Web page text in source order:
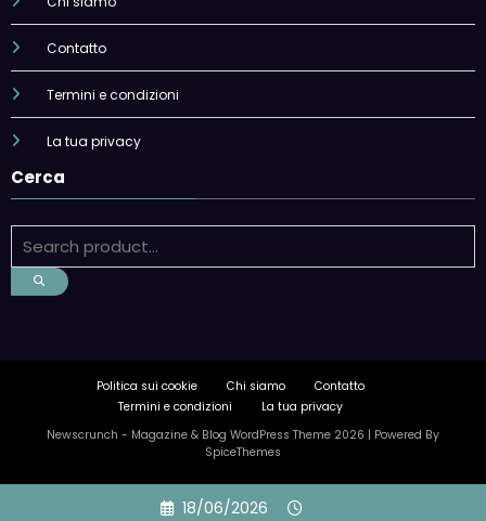
Contatto
Termini e condizioni
La tua privacy
Cerca
Politica sui cookie Chi siamo
Contatto
Termini e condizioni
La tua privacy
Newscrunch - Magazine & Blog WordPress Theme 2026 | Powered By
SpiceThemes
18/06/2026